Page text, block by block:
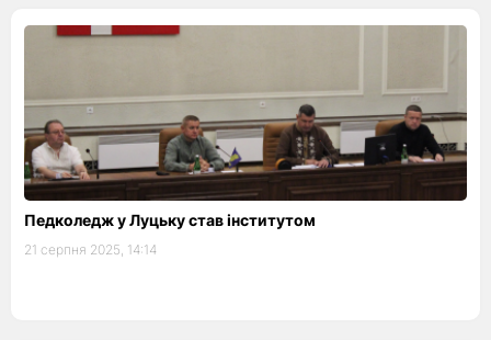
Педколедж у Луцьку став інститутом
21 серпня 2025, 14:14